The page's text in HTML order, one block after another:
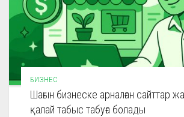
БИЗНЕС
Шағын бизнеске арналған сайттар
қалай табыс табуға болады